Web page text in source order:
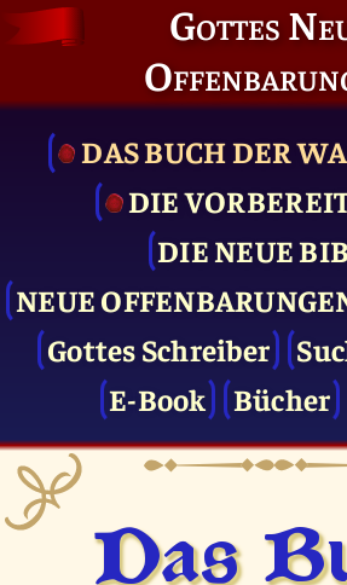
Gottes
DAS BUCH DER
DIE
DIE NEUE
NEUE
Gottes Schreiber
E-Book
Bücher
Das